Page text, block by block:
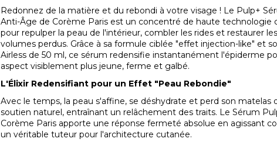
Redonnez de la matière et du rebondi à votre visage ! Le Pulp+
Anti-Âge de Corème Paris est un concentré de haute technologie
pour repulper la peau de l'intérieur, combler les rides et restaurer les
volumes perdus. Grâce à sa formule ciblée "effet injection-like" et
Airless de 50 ml, ce sérum redensifie instantanément l'épiderme
aspect visiblement plus jeune, ferme et galbé.
L'Élixir Redensifiant pour un Effet "Peau Rebondie"
Avec le temps, la peau s'affine, se déshydrate et perd son matelas
soutien naturel, entraînant un relâchement des traits. Le Sérum
Corème Paris apporte une réponse fermeté absolue en agissant
un véritable tuteur pour l'architecture cutanée.